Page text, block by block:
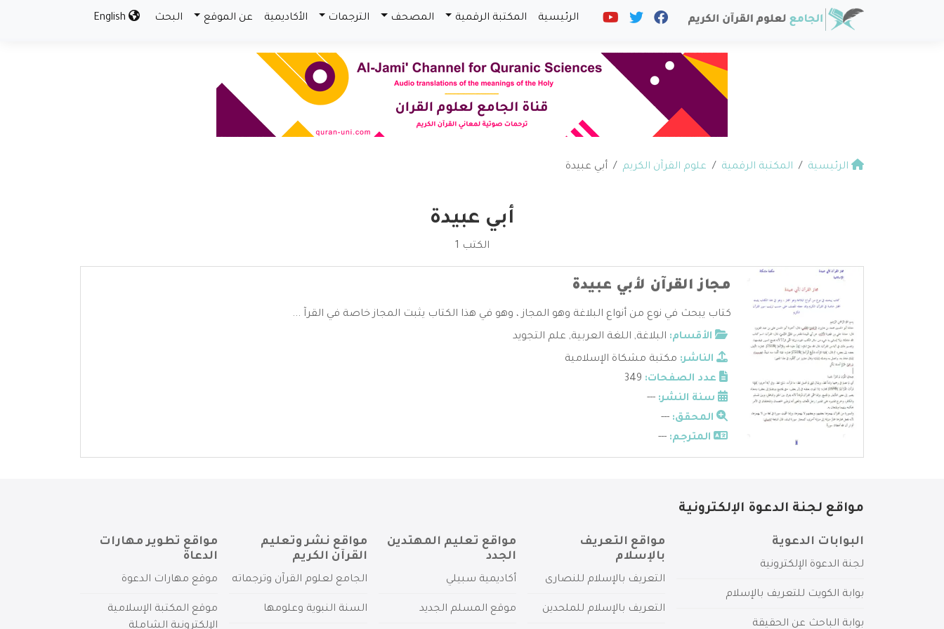
الرئيسية المكتبة الرقمية المصحف الترجمات الأكاديمية عن الموقع البحث
الرئيسية المكتبة الرقمية علوم القرآن الكريم أبي عبيدة
أبي عبيدة
الكتب 1
مجاز القرآن لأبي عبيدة
كتاب يبحث في نوع من أنواع البلاغة وهو المجاز ، وهو في هذا الكتاب يثبت المجاز خاصة في القرآ ...
الأقسام: البلاغة, اللغة العربية, علم التجويد
الناشر: مكتبة مشكاة الإسلامية
عدد الصفحات:
سنة النشر: ---
المحقق: ---
المترجم: ---
مواقع لجنة الدعوة الإلكترونية
البوابات الدعوية
لجنة الدعوة الإلكترونية
بوابة الكويت للتعريف بالإسلام
بوابة الباحث عن الحقيقة
مواقع التعريف
بالإسلام
التعريف بالإسلام للنصارى
التعريف بالإسلام للملحدين
مواقع تعليم المهتدين
الجدد
أكاديمية سبيلي
موقع المسلم الجديد
مواقع نشر وتعليم
القرآن الكريم
الجامع لعلوم القرآن وترجماته
السنة النبوية وعلومها
مواقع تطوير مهارات
الدعاة
موقع مهارات الدعوة
موقع المكتبة الإسلامية
الإلكترونية الشاملة